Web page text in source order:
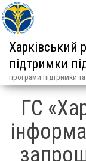
Харківський
підтримки
програми підтримки
ГС